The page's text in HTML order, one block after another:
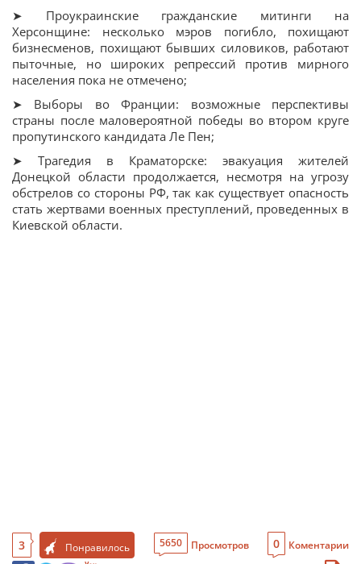
➤ Проукраинские гражданские митинги на
Херсонщине: несколько мэров погибло, похищают
бизнесменов, похищают бывших силовиков, работают
пыточные, но широких репрессий против мирного
населения пока не отмечено;
➤ Выборы во Франции: возможные перспективы
страны после маловероятной победы во втором круге
пропутинского кандидата Ле Пен;
➤ Трагедия в Краматорске: эвакуация жителей
Донецкой области продолжается, несмотря на угрозу
обстрелов со стороны РФ, так как существует опасность
стать жертвами военных преступлений, проведенных в
Киевской области.
3 Понравилось 5650 Просмотров 0 Коментарии